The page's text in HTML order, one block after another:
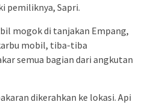
pemiliknya, Sapri.
mogok di tanjakan Empang,
mobil, tiba-tiba
semua bagian dari angkutan
dikerahkan ke lokasi. Api